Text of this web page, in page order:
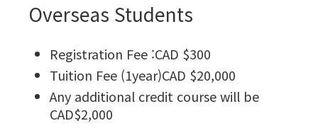
Overseas Students
Registration Fee :CAD $300
Tuition Fee (1year)CAD $20,000
Any additional credit course will be
CAD$2,000